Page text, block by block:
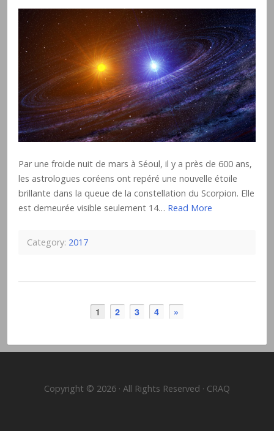
Par une froide nuit de mars à Séoul, il y a près de 600 ans,
les astrologues coréens ont repéré une nouvelle étoile
brillante dans la queue de la constellation du Scorpion. Elle
est demeurée visible seulement 14… Read More
Category: 2017
1 2 3 4 »
Copyright © 2026 · All Rights Reserved · CRAQ